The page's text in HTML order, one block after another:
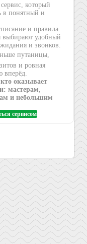
который
в понятный и
и правила
выбирают удобный
и звонков.
путаницы,
и ровная
вперёд.
оказывает
мастерам,
и небольшим
сервисом